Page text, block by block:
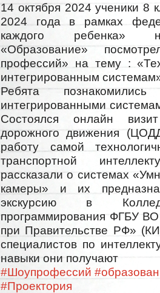
14 октября 2024 ученики
2024 года в рамках
каждого ребенка»
«Образование»
профессий» на тему :
интегрированным
Ребята
интегрированными
Состоялся онлайн
дорожного движения
работу самой
транспортной
рассказали о системах
камеры» и их
экскурсию в
программирования ФГБУ
при Правительстве РФ»
специалистов по
навыки они получают
#Шоупрофессий
#Проектория